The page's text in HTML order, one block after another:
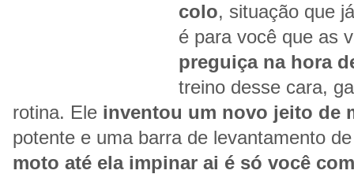
colo, situação que
é para você que as
preguiça na hora
treino desse cara,
rotina. Ele inventou um novo jeito de
potente e uma barra de levantamento
moto até ela impinar ai é só você